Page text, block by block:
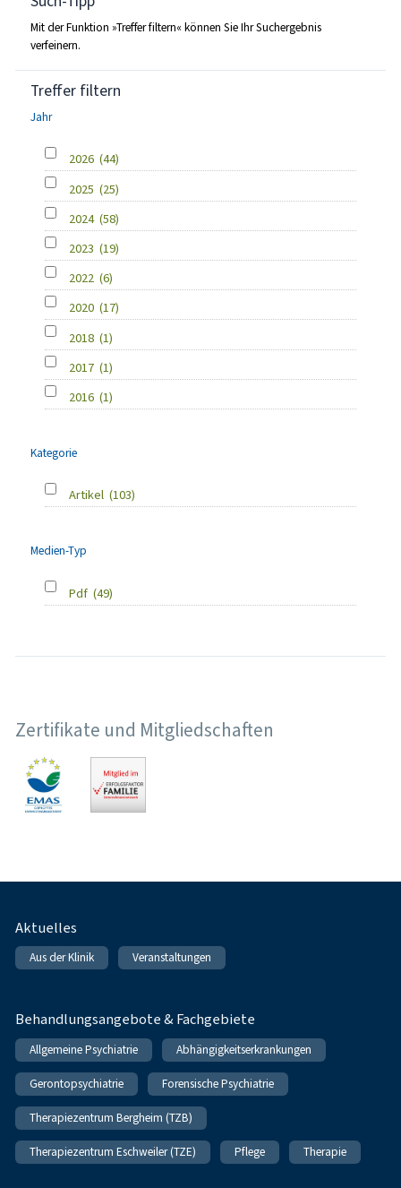
Mit der Funktion »Treffer filtern« können Sie Ihr Suchergebnis
verfeinern.
Treffer filtern
Jahr
2026 (44)
2025 (25)
2024 (58)
2023 (19)
2022 (6)
2020 (17)
2018 (1)
2017 (1)
2016 (1)
Kategorie
Artikel (103)
Medien-Typ
Pdf (49)
Zertifikate und Mitgliedschaften
Fußnavigation
Aktuelles
Aus der Klinik Veranstaltungen
Behandlungsangebote & Fachgebiete
Allgemeine Psychiatrie Abhängigkeitserkrankungen
Gerontopsychiatrie Forensische Psychiatrie
Therapiezentrum Bergheim (TZB)
Therapiezentrum Eschweiler (TZE) Pflege Therapie